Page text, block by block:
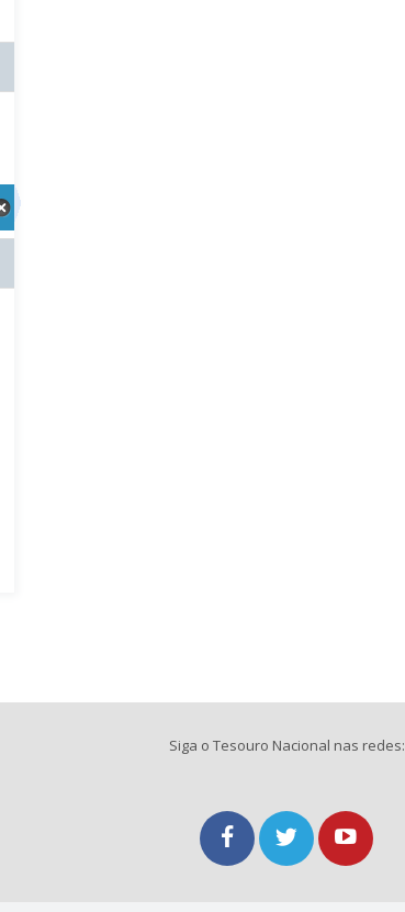
Siga o Tesouro Nacional nas redes: